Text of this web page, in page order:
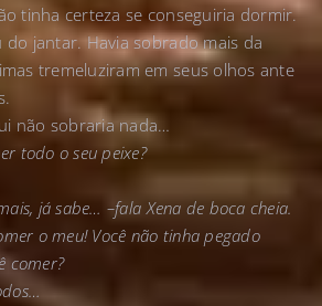
tinha certeza se conseguiria dormir.
jantar. Havia sobrado mais da
tremeluziram em seus olhos ante
não sobraria nada…
todo o seu peixe?
já sabe… –fala Xena de boca cheia.
o meu! Você não tinha pegado
comer?